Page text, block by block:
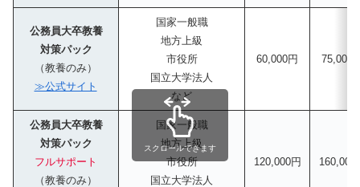
公務員大卒教養
対策パック
（教養のみ）
≫公式サイト
国家一般職
地方上級
市役所
国立大学法人
など
60,000円 75,000
公務員大卒教養
対策パック
フルサポート
（教養のみ）
国家一般職
地方上級
市役所
国立大学法人
120,000円 160,000
スクロールできます